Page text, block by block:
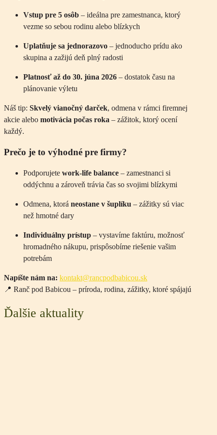
Vstup pre 5 osôb – ideálna pre zamestnanca, ktorý
vezme so sebou rodinu alebo blízkych
Uplatňuje sa jednorazovo – jednoducho prídu ako
skupina a zažijú deň plný radosti
Platnosť až do 30. júna 2026 – dostatok času na
plánovanie výletu
Náš tip: Skvelý vianočný darček, odmena v rámci firemnej
akcie alebo motivácia počas roka – zážitok, ktorý ocení
každý.
Prečo je to výhodné pre firmy?
Podporujete work-life balance – zamestnanci si
oddýchnu a zároveň trávia čas so svojimi blízkymi
Odmena, ktorá neostane v šuplíku – zážitky sú viac
než hmotné dary
Individuálny prístup – vystavíme faktúru, možnosť
hromadného nákupu, prispôsobíme riešenie vašim
potrebám
Napíšte nám na: kontakt@rancpodbabicou.sk
📍 Ranč pod Babicou – príroda, rodina, zážitky, ktoré spájajú
Ďalšie aktuality